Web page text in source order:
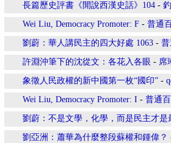
長篇歷史評書《閒說西漢史話》104 -
Wei Liu, Democracy Promoter: F - 普通
劉蔚：華人講民主的四大好處 1063 -
許淵沖筆下的沈從文：各花入各眼 - 席
象徵人民政權的新中國第一枚“國印” -
Wei Liu, Democracy Promoter: I - 普通
劉蔚：不是文學，化學，而是民主才是
劉亞洲：蕭華為什麼整段蘇權和鍾偉？